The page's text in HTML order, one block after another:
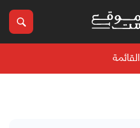
القائمة